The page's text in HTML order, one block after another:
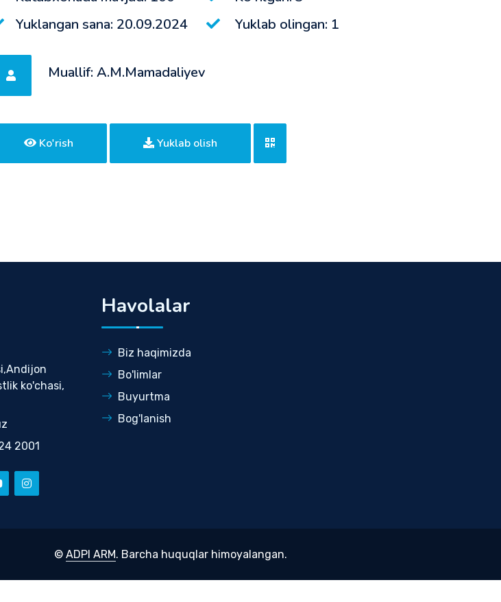
Yuklangan sana: 20.09.2024
Yuklab olingan: 1
Muallif: A.M.Mamadaliyev
Ko'rish Yuklab olish
ko'chasi,
2001
Havolalar
Biz haqimizda
Bo'limlar
Buyurtma
Bog'lanish
© ADPI ARM. Barcha huquqlar himoyalangan.